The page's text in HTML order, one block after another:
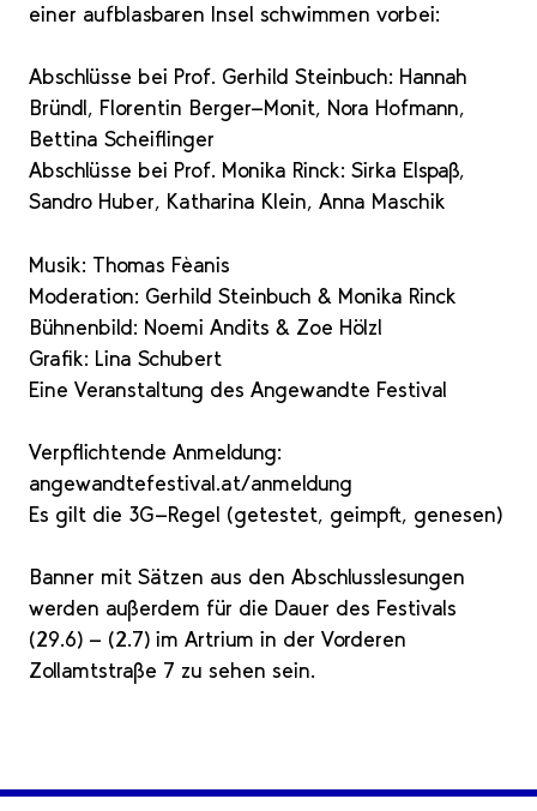
einer aufblasbaren Insel schwimmen vorbei:
Abschlüsse bei Prof. Gerhild Steinbuch: Hannah
Bründl, Florentin Berger-Monit, Nora Hofmann,
Bettina Scheiflinger
Abschlüsse bei Prof. Monika Rinck: Sirka Elspaß,
Sandro Huber, Katharina Klein, Anna Maschik
Musik: Thomas Fèanis
Moderation: Gerhild Steinbuch & Monika Rinck
Bühnenbild: Noemi Andits & Zoe Hölzl
Grafik: Lina Schubert
Eine Veranstaltung des Angewandte Festival
Verpflichtende Anmeldung:
angewandtefestival.at/anmeldung
Es gilt die 3G-Regel (getestet, geimpft, genesen)
Banner mit Sätzen aus den Abschlusslesungen
werden außerdem für die Dauer des Festivals
(29.6) - (2.7) im Artrium in der Vorderen
Zollamtstraße 7 zu sehen sein.